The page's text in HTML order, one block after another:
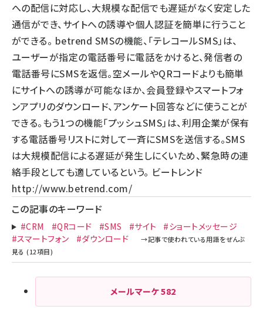
への配信に対応し、大規模な配信でも遅延がなく安定した
通信ができ、サイトへの誘導や個人認証を簡単に行うこと
ができる。 betrend SMSの機能、「テレコールSMS」は、
ユーザーが指定の電話番号に電話をかけると、発信者の
電話番号にSMSを返信。空メールやQRコードよりも簡単
にサイトへの誘導が可能なほか、会員登録やスマートフォ
ンアプリのダウンロード、アンケート回答などに使うことが
できる。もう1つの機能「プッシュSMS」は、利用企業が保有
する電話番号リストに対して一斉にSMSを送信する。SMS
は大規模配信による遅延が発生しにくいため、緊急時の連
絡手段としても適しているという。 ビートレンド
http://www.betrend.com/
この記事のキーワード
#CRM #QRコード #SMS #サイト
#ショートメッセージ
#スマートフォン
#ダウンロード
メールマーケ582